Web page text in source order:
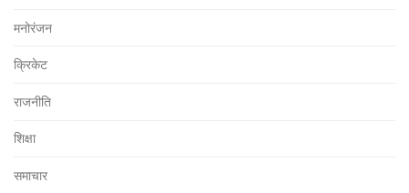
मनोरंजन
क्रिकेट
राजनीति
शिक्षा
समाचार